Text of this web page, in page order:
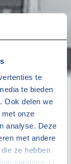
te
te bieden
Ook delen we
onze
analyse. Deze
met andere
ze hebben
services. U